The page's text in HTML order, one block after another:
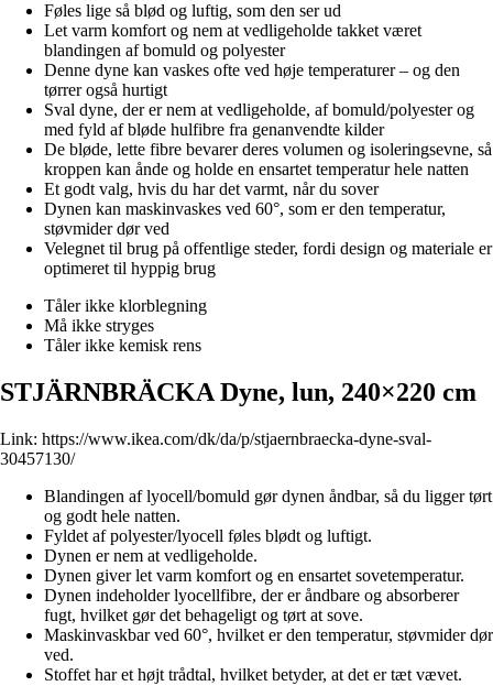
Føles lige så blød og luftig, som den ser ud
Let varm komfort og nem at vedligeholde takket været
blandingen af bomuld og polyester
Denne dyne kan vaskes ofte ved høje temperaturer – og den
tørrer også hurtigt
Sval dyne, der er nem at vedligeholde, af bomuld/polyester og
med fyld af bløde hulfibre fra genanvendte kilder
De bløde, lette fibre bevarer deres volumen og isoleringsevne, så
kroppen kan ånde og holde en ensartet temperatur hele natten
Et godt valg, hvis du har det varmt, når du sover
Dynen kan maskinvaskes ved 60°, som er den temperatur,
støvmider dør ved
Velegnet til brug på offentlige steder, fordi design og materiale er
optimeret til hyppig brug
Tåler ikke klorblegning
Må ikke stryges
Tåler ikke kemisk rens
STJÄRNBRÄCKA Dyne, lun, 240×220 cm
Link: https://www.ikea.com/dk/da/p/stjaernbraecka-dyne-sval-
30457130/
Blandingen af lyocell/bomuld gør dynen åndbar, så du ligger tørt
og godt hele natten.
Fyldet af polyester/lyocell føles blødt og luftigt.
Dynen er nem at vedligeholde.
Dynen giver let varm komfort og en ensartet sovetemperatur.
Dynen indeholder lyocellfibre, der er åndbare og absorberer
fugt, hvilket gør det behageligt og tørt at sove.
Maskinvaskbar ved 60°, hvilket er den temperatur, støvmider dør
ved.
Stoffet har et højt trådtal, hvilket betyder, at det er tæt vævet.